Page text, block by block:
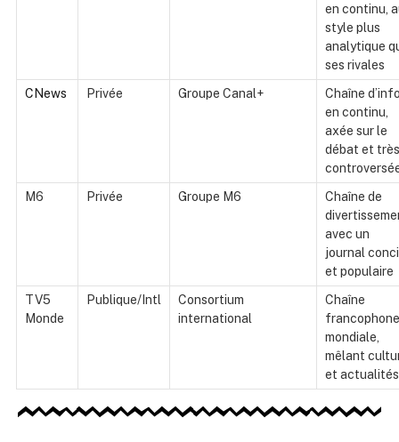
en continu,
style plus
analytique
ses rivales
CNews
Privée Groupe Canal+
Chaîne
en continu,
axée sur le
débat et très
M6
Privée Groupe M6
Chaîne de
avec un
journal
et populaire
TV5
Monde
Publique/Intl
Consortium
international
Chaîne
francophone
mondiale,
mêlant
et actualités